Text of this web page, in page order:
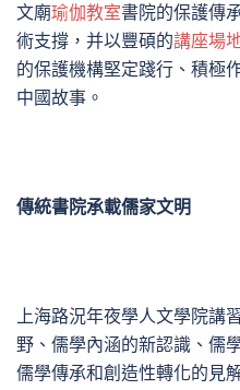
文廟瑜伽教室書院的保護傳
術支撐，并以豐碩的講座場
的保護機構堅定踐行、積極
中國故事。
傳統書院承載儒家文明
上海路況年夜學人文學院講
野、儒學內涵的新認識、儒
儒學傳承和創造性轉化的見